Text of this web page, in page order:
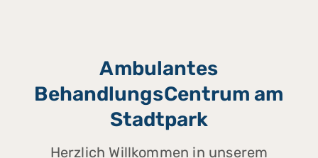
Ambulantes
BehandlungsCentrum am
Stadtpark
Herzlich Willkommen in unserem